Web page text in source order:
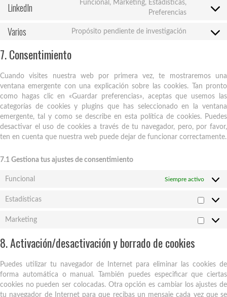
service
LinkedIn
Funcional, Marketing, Estadísticas,
Preferencias
Consent
service
Varios Propósito pendiente de investigación
Consent
7. Consentimiento
Cuando visites nuestra web por primera vez, te mostraremos una
ventana emergente con una explicación sobre las cookies. Tan pronto
como hagas clic en «Guardar preferencias», aceptas que usemos las
categorías de cookies y plugins que has seleccionado en la ventana
emergente, tal y como se describe en esta política de cookies. Puedes
desactivar el uso de cookies a través de tu navegador, pero, por favor,
ten en cuenta que nuestra web puede dejar de funcionar correctamente.
7.1 Gestiona tus ajustes de consentimiento
Funcional Siempre activo
Estadísticas
Marketing
8. Activación/desactivación y borrado de cookies
Puedes utilizar tu navegador de Internet para eliminar las cookies de
forma automática o manual. También puedes especificar que ciertas
cookies no pueden ser colocadas. Otra opción es cambiar los ajustes de
tu navegador de Internet para que recibas un mensaje cada vez que se